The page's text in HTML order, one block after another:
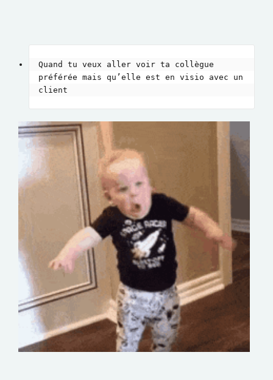
Quand tu veux aller voir ta collègue
préférée mais qu’elle est en visio avec un
client